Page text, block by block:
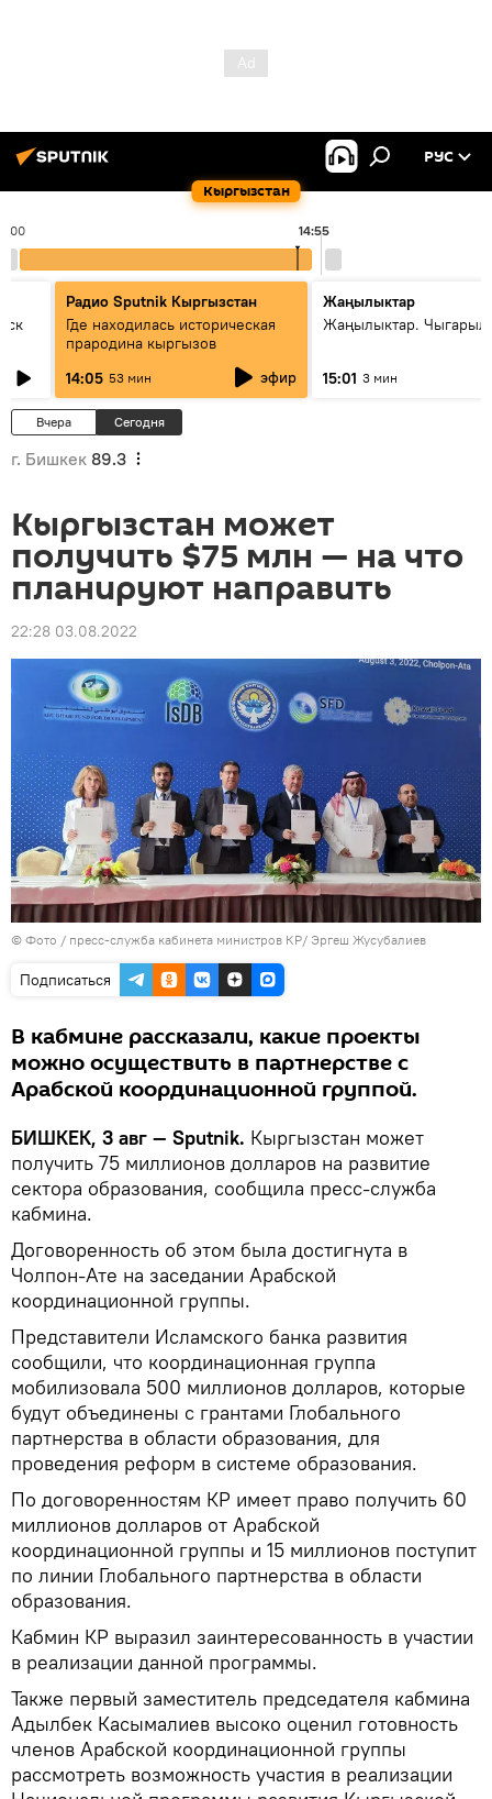
Кыргызстан
РУС
14:55
Радио Sputnik Кыргызстан
Где находилась историческая
прародина кыргызов
14:05 53 мин эфир
Жаңылыктар
Жаңылыктар.
15:01 3 мин
Вчера Сегодня
г. Бишкек 89.3
Кыргызстан может
получить $75 млн — на что
планируют направить
22:28 03.08.2022
© Фото / пресс-служба кабинета министров КР/ Эргеш Жусубалиев
Подписаться
В кабмине рассказали, какие проекты
можно осуществить в партнерстве с
Арабской координационной группой.
БИШКЕК, 3 авг — Sputnik. Кыргызстан может
получить 75 миллионов долларов на развитие
сектора образования, сообщила пресс-служба
кабмина.
Договоренность об этом была достигнута в
Чолпон-Ате на заседании Арабской
координационной группы.
Представители Исламского банка развития
сообщили, что координационная группа
мобилизовала 500 миллионов долларов, которые
будут объединены с грантами Глобального
партнерства в области образования, для
проведения реформ в системе образования.
По договоренностям КР имеет право получить 60
миллионов долларов от Арабской
координационной группы и 15 миллионов поступит
по линии Глобального партнерства в области
образования.
Кабмин КР выразил заинтересованность в участии
в реализации данной программы.
Также первый заместитель председателя кабмина
Адылбек Касымалиев высоко оценил готовность
членов Арабской координационной группы
рассмотреть возможность участия в реализации